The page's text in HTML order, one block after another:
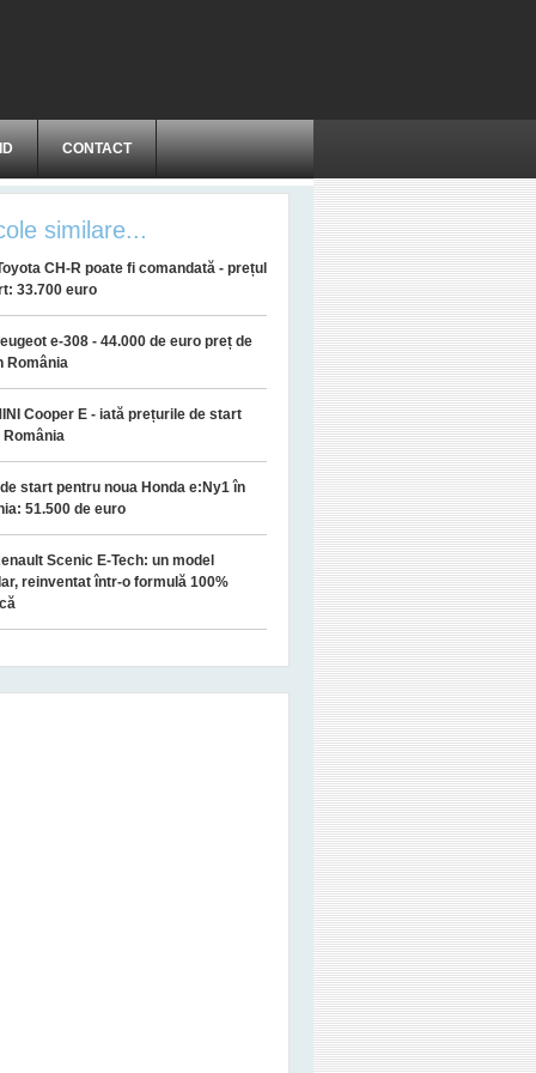
CONTACT
similare...
CH-R poate fi comandată - prețul
33.700 euro
e-308 - 44.000 de euro preț de
România
Cooper E - iată prețurile de start
România
start pentru noua Honda e:Ny1 în
51.500 de euro
Scenic E-Tech: un model
reinventat într-o formulă 100%